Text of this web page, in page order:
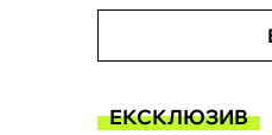
ЕКСКЛЮЗИВ